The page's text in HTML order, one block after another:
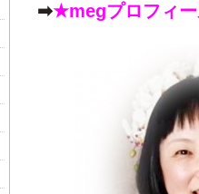
➡★megプロフィ